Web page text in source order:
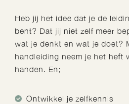
Heb jij het idee dat je de
bent? Dat jij niet zelf meer
wat je denkt en wat je doet?
handleiding neem je het heft
handen. En;
Ontwikkel je zelfkennis